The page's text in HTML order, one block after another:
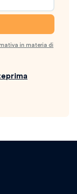
in materia di